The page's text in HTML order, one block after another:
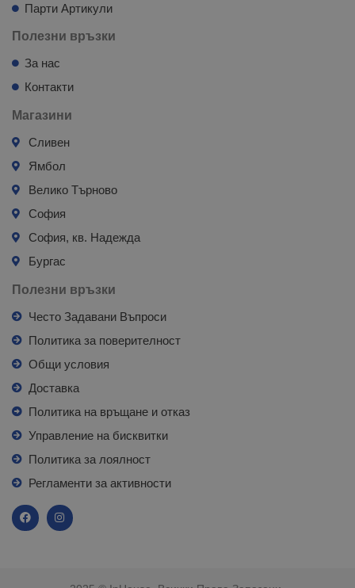
Парти Артикули
Полезни връзки
За нас
Контакти
Магазини
Сливен
Ямбол
Велико Търново
София
София, кв. Надежда
Бургас
Полезни връзки
Често Задавани Въпроси
Политика за поверителност
Общи условия
Доставка
Политика на връщане и отказ
Управление на бисквитки
Политика за лоялност
Регламенти за активности